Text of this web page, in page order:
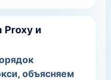
Proxy и
объясняем